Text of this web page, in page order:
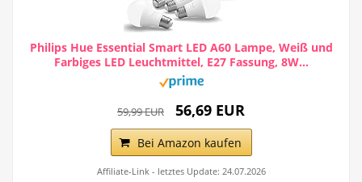
Philips Hue Essential Smart LED A60 Lampe, Weiß und
Farbiges LED Leuchtmittel, E27 Fassung, 8W...
59,99 EUR 56,69 EUR
Bei Amazon kaufen
Affiliate-Link - letztes Update: 24.07.2026